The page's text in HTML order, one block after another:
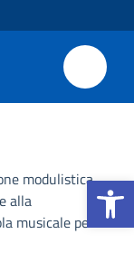
Apri la
modulistica
alla
musicale per il